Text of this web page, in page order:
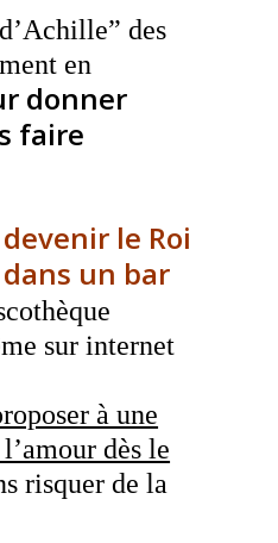
des
en
donner
faire
devenir le Roi
un bar
sur internet
à une
dès le
risquer de la